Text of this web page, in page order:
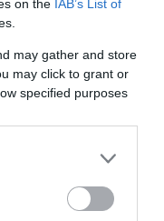
on the IAB’s List of
may gather and store
may click to grant or
specified purposes